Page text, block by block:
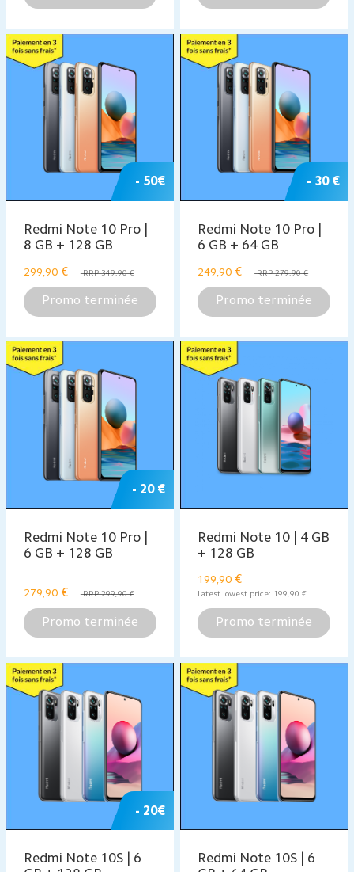
- 50€
Redmi Note 10 Pro |
8 GB + 128 GB
299,90 € RRP 349,90 €
Promo terminée
- 30 €
Redmi Note 10 Pro |
6 GB + 64 GB
249,90 € RRP 279,90 €
Promo terminée
- 20 €
Redmi Note 10 Pro |
6 GB + 128 GB
279,90 € RRP 299,90 €
Promo terminée
Redmi Note 10 | 4 GB
+ 128 GB
199,90 €
Latest lowest price: 199,90 €
Promo terminée
- 20€
Redmi Note 10S | 6
Redmi Note 10S | 6